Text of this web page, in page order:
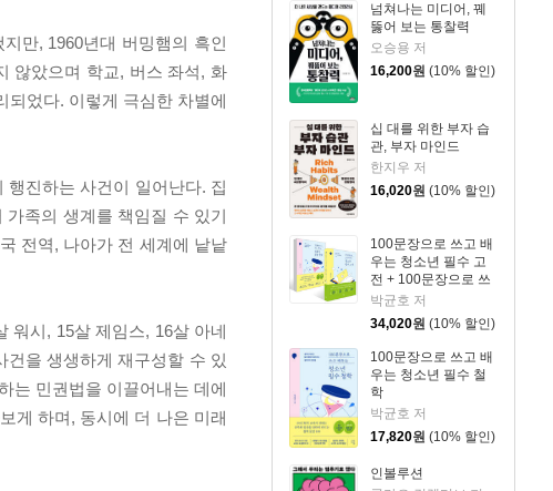
넘쳐나는 미디어, 꿰
뚫어 보는 통찰력
오승용 저
16,200원 (10% 할인)
십 대를 위한 부자 습
관, 부자 마인드
한지우 저
16,020원 (10% 할인)
100문장으로 쓰고 배
우는 청소년 필수 고
전 + 100문장으로 쓰
고 배우는 청소년 필
수 철학 세트
박균호 저
34,020원 (10% 할인)
100문장으로 쓰고 배
우는 청소년 필수 철
학
박균호 저
17,820원 (10% 할인)
인볼루션
만, 1960년대 버밍햄의 흑인
않았으며 학교, 버스 좌석, 화
되었다. 이렇게 극심한 차별에
진하는 사건이 일어난다. 집
족의 생계를 책임질 수 있기
전역, 나아가 전 세계에 낱낱
워시, 15살 제임스, 16살 아네
을 생생하게 재구성할 수 있
는 민권법을 이끌어내는 데에
게 하며, 동시에 더 나은 미래